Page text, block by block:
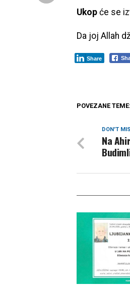
Ukop će se
Da joj Allah
Share
POVEZANE TEME:
DON'T
Na